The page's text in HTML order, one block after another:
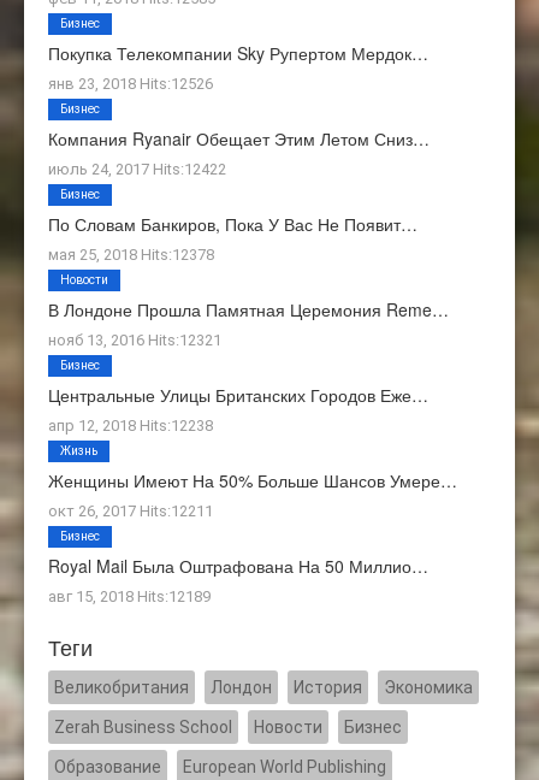
Покупка Телекомпании Sky Рупертом Мердок…
янв 23, 2018 Hits:12526
Бизнес
Компания Ryanair Обещает Этим Летом Сниз…
июль 24, 2017 Hits:12422
Бизнес
По Словам Банкиров, Пока У Вас Не Появит…
мая 25, 2018 Hits:12378
Бизнес
В Лондоне Прошла Памятная Церемония Reme…
нояб 13, 2016 Hits:12321
Новости
Центральные Улицы Британских Городов Еже…
апр 12, 2018 Hits:12238
Бизнес
Женщины Имеют На 50% Больше Шансов Умере…
окт 26, 2017 Hits:12211
Жизнь
Royal Mail Была Оштрафована На 50 Миллио…
авг 15, 2018 Hits:12189
Бизнес
Теги
Великобритания Лондон История Экономика
Zerah Business School Новости Бизнес
Образование European World Publishing